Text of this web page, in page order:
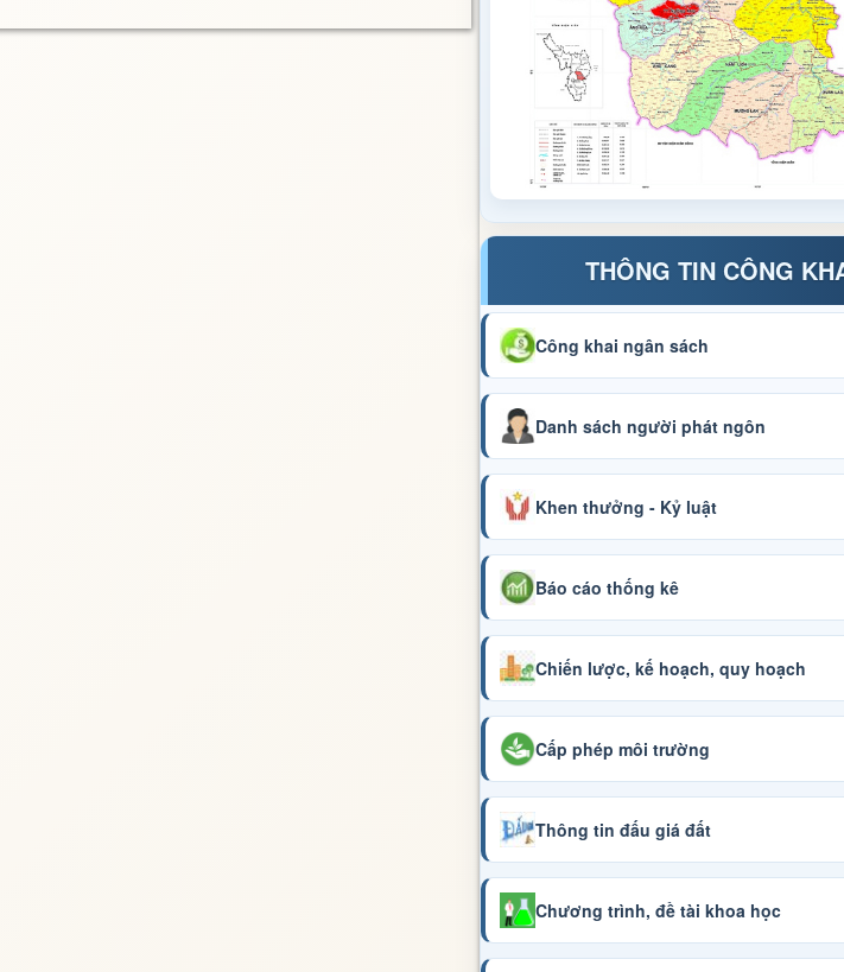
THÔNG TIN CÔNG
Công khai ngân sách
Danh sách người phát ngôn
Khen thưởng - Kỷ luật
Báo cáo thống kê
Chiến lược, kế hoạch, quy hoạch
Cấp phép môi trường
Thông tin đấu giá đất
Chương trình, đề tài khoa học